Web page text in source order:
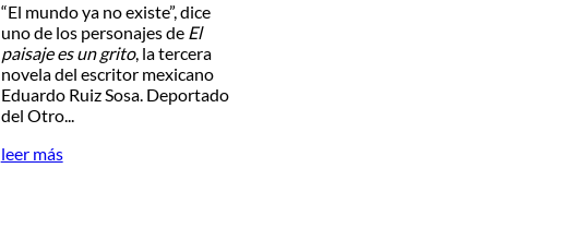
“El mundo ya no existe”, dice
uno de los personajes de El
paisaje es un grito, la tercera
novela del escritor mexicano
Eduardo Ruiz Sosa. Deportado
del Otro...
leer más